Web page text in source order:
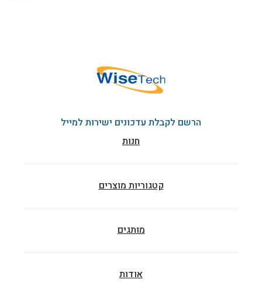
הרשם לקבלת עדכונים ישירות למייל
חנות
קטגוריות מוצרים
מותגים
אודות